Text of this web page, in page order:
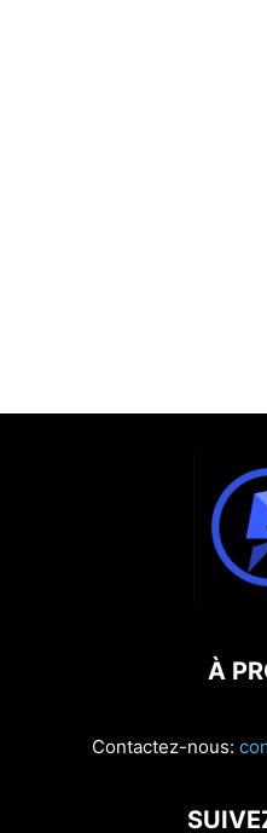
À
Contactez-nous: